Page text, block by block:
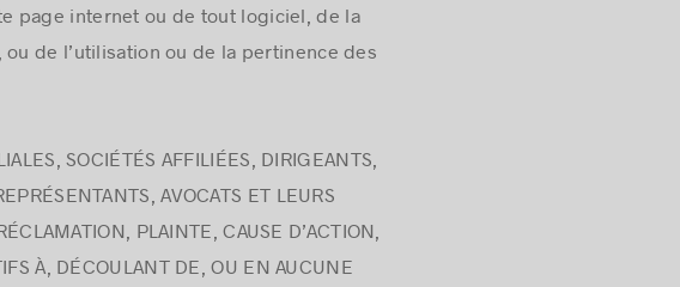
page internet ou de tout logiciel, de la
de l’utilisation ou de la pertinence des
SOCIÉTÉS AFFILIÉES, DIRIGEANTS,
AVOCATS ET LEURS
PLAINTE, CAUSE D’ACTION,
À, DÉCOULANT DE, OU EN AUCUNE